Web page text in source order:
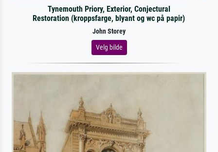
Tynemouth Priory, Exterior, Conjectural
Restoration (kroppsfarge, blyant og wc på papir)
John Storey
Velg bilde